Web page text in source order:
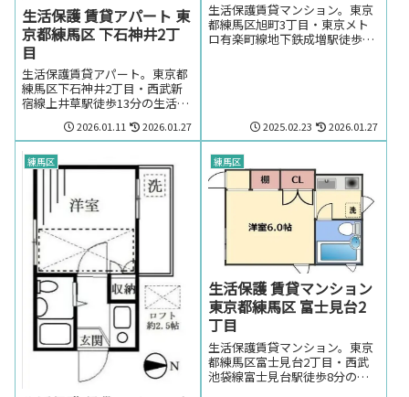
生活保護 賃貸アパート 東
京都練馬区 下石神井2丁
目
生活保護賃貸アパート。東京都
練馬区下石神井2丁目・西武新
宿線上井草駅徒歩13分の生活保
護の方でも賃貸可能なアパー
ト。東京都練馬区下石神井2丁
目・西武新宿線上井草駅周辺の
お部屋を探しの方はお気軽にお
問い合わせください。
2026.01.11 2026.01.27
生活保護賃貸マンション。東京
都練馬区旭町3丁目・東京メト
ロ有楽町線地下鉄成増駅徒歩9
ください。2025.02.23 2026.01.27
練馬区 練馬区
生活保護 賃貸マンション
東京都練馬区 富士見台2
丁目
生活保護賃貸マンション。東京
都練馬区富士見台2丁目・西武
池袋線富士見台駅徒歩8分の生